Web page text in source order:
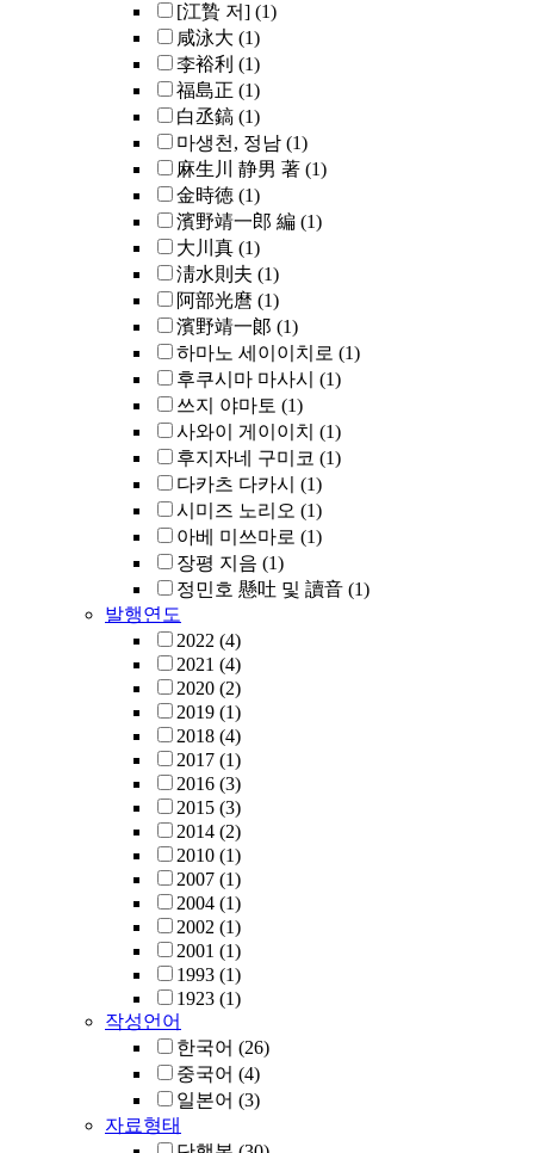
[江贄 저] (1)
咸泳大 (1)
李裕利 (1)
福島正 (1)
白丞鎬 (1)
마생천, 정남 (1)
麻生川 静男 著 (1)
金時徳 (1)
濱野靖一郎 編 (1)
大川真 (1)
淸水則夫 (1)
阿部光麿 (1)
濱野靖一郞 (1)
하마노 세이이치로 (1)
후쿠시마 마사시 (1)
쓰지 야마토 (1)
사와이 게이이치 (1)
후지자네 구미코 (1)
다카츠 다카시 (1)
시미즈 노리오 (1)
아베 미쓰마로 (1)
장평 지음 (1)
정민호 懸吐 및 讀音 (1)
발행연도
2022 (4)
2021 (4)
2020 (2)
2019 (1)
2018 (4)
2017 (1)
2016 (3)
2015 (3)
2014 (2)
2010 (1)
2007 (1)
2004 (1)
2002 (1)
2001 (1)
1993 (1)
1923 (1)
작성언어
한국어 (26)
중국어 (4)
일본어 (3)
자료형태